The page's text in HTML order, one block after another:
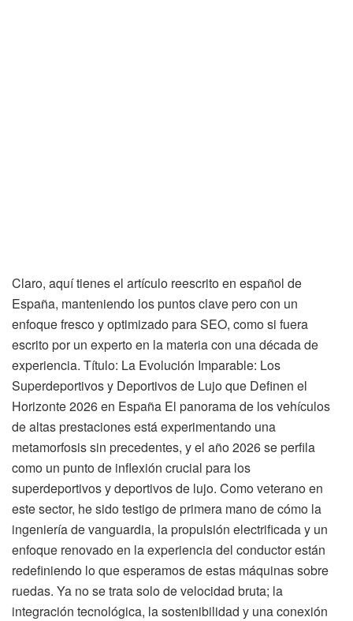
Claro, aquí tienes el artículo reescrito en español de
España, manteniendo los puntos clave pero con un
enfoque fresco y optimizado para SEO, como si fuera
escrito por un experto en la materia con una década de
experiencia. Título: La Evolución Imparable: Los
Superdeportivos y Deportivos de Lujo que Definen el
Horizonte 2026 en España El panorama de los vehículos
de altas prestaciones está experimentando una
metamorfosis sin precedentes, y el año 2026 se perfila
como un punto de inflexión crucial para los
superdeportivos y deportivos de lujo. Como veterano en
este sector, he sido testigo de primera mano de cómo la
ingeniería de vanguardia, la propulsión electrificada y un
enfoque renovado en la experiencia del conductor están
redefiniendo lo que esperamos de estas máquinas sobre
ruedas. Ya no se trata solo de velocidad bruta; la
integración tecnológica, la sostenibilidad y una conexión